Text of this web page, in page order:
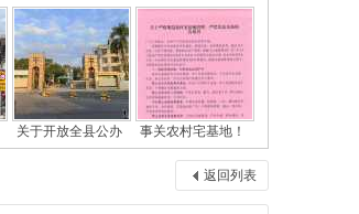
关于开放全县公办 事关农村宅基地！
返回列表